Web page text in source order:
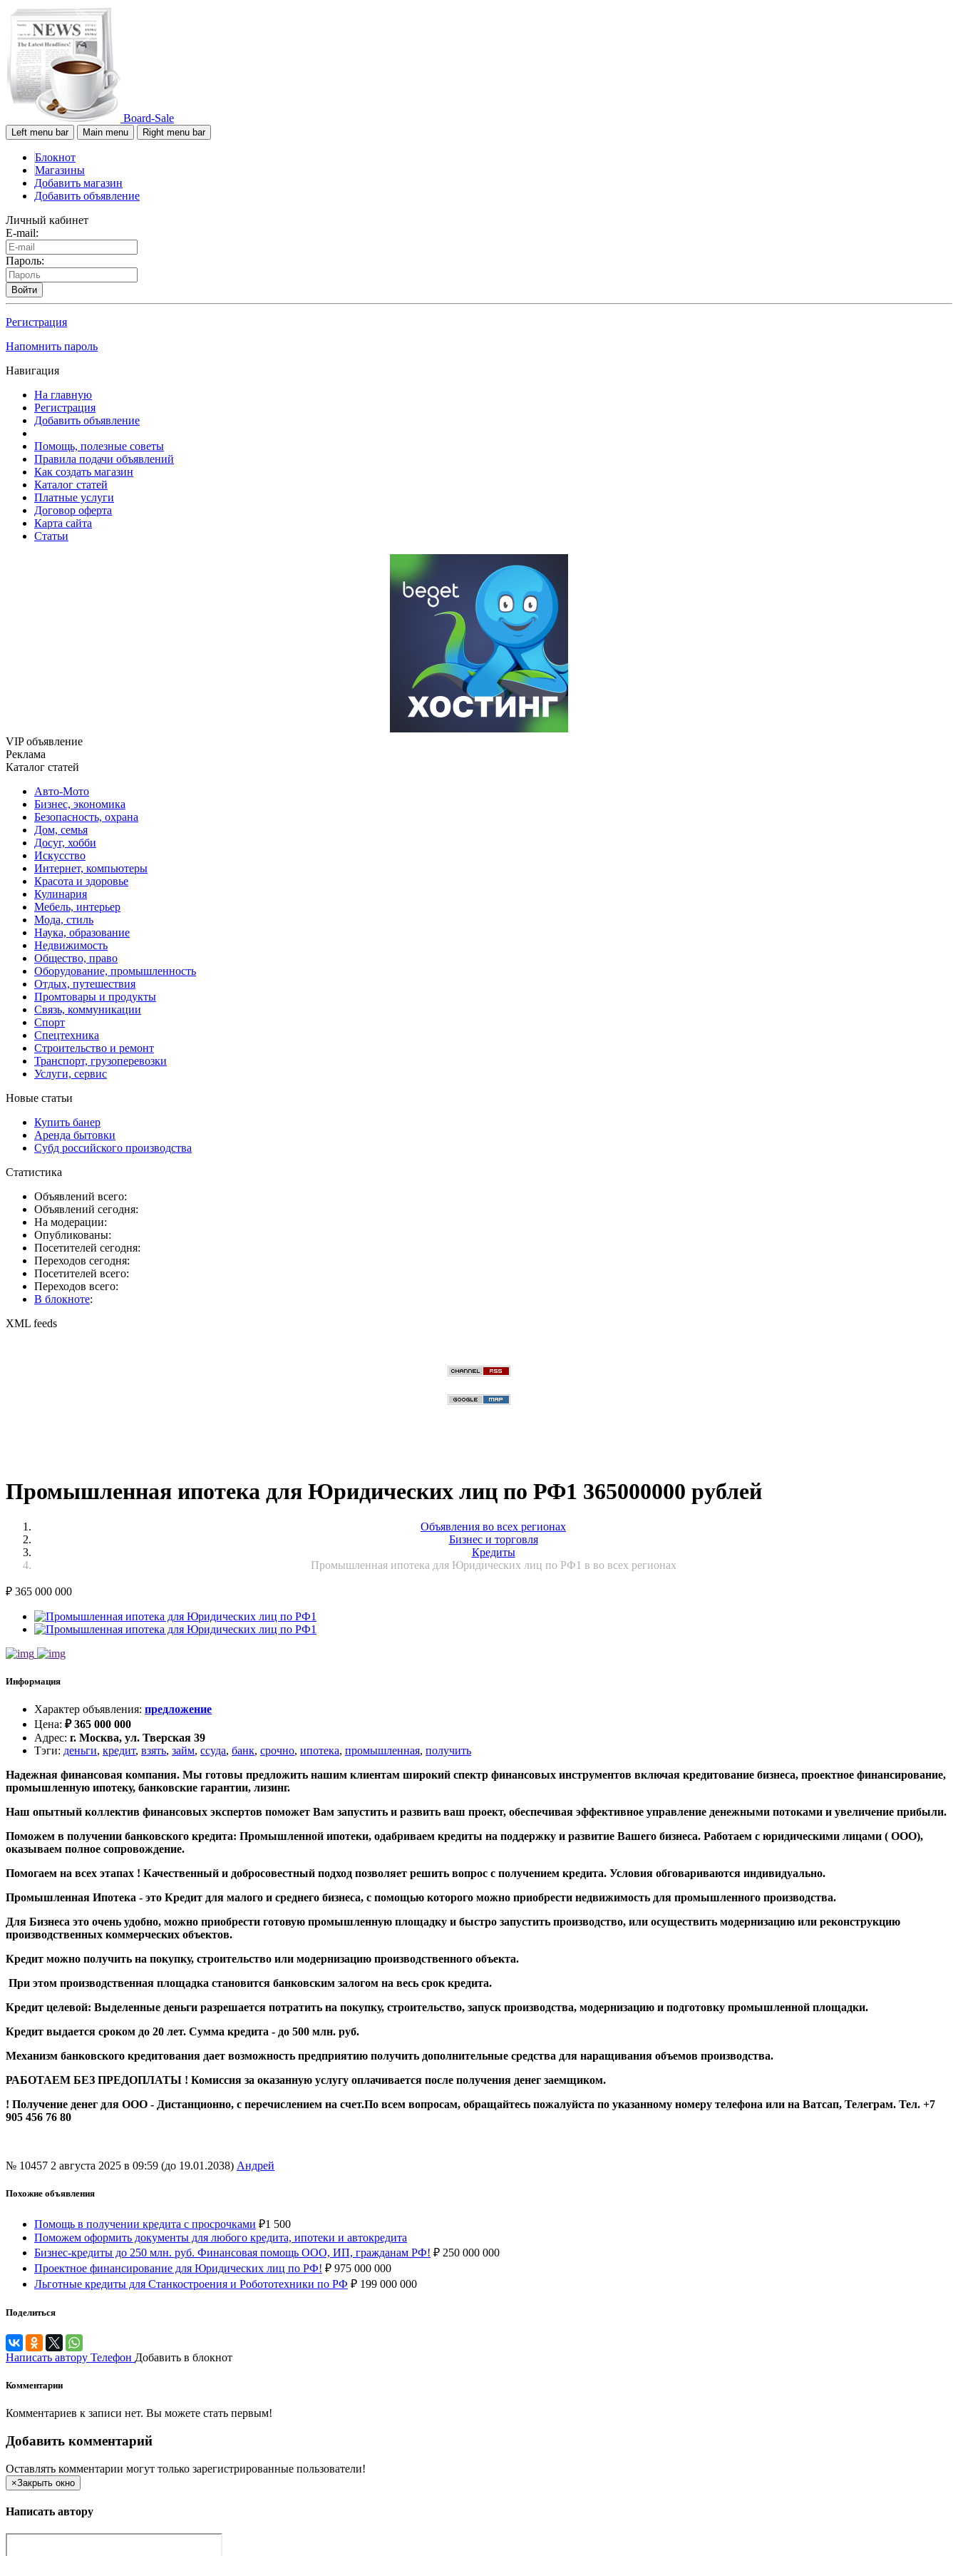
Board-Sale
Left menu bar Main menu Right menu bar
Блокнот
Магазины
Добавить магазин
Добавить объявление
Личный кабинет
E-mail:
Пароль:
Войти
Регистрация
Напомнить пароль
Навигация
На главную
Регистрация
Добавить объявление
Помощь, полезные советы
Правила подачи объявлений
Как создать магазин
Каталог статей
Платные услуги
Договор оферта
Карта сайта
Статьи
VIP объявление
Реклама
Каталог статей
Авто-Мото
Бизнес, экономика
Безопасность, охрана
Дом, семья
Досуг, хобби
Искусство
Интернет, компьютеры
Красота и здоровье
Кулинария
Мебель, интерьер
Мода, стиль
Наука, образование
Недвижимость
Общество, право
Оборудование, промышленность
Отдых, путешествия
Промтовары и продукты
Связь, коммуникации
Спорт
Спецтехника
Строительство и ремонт
Транспорт, грузоперевозки
Услуги, сервис
Новые статьи
Купить банер
Аренда бытовки
Субд российского производства
Статистика
Объявлений всего:
Объявлений сегодня:
На модерации:
Опубликованы:
Посетителей сегодня:
Переходов сегодня:
Посетителей всего:
Переходов всего:
В блокноте:
XML feeds
Промышленная ипотека для Юридических лиц по РФ1 365000000 рублей
Объявления во всех регионах
Бизнес и торговля
Кредиты
Промышленная ипотека для Юридических лиц по РФ1 в во всех регионах
₽ 365 000 000
Информация
Характер объявления: предложение
Цена: ₽365 000 000
Адрес: г. Москва, ул. Тверская 39
Тэги: деньги, кредит, взять, займ, ссуда, банк, срочно, ипотека, промышленная, получить
Надежная финансовая компания. Мы готовы предложить нашим клиентам широкий спектр финансовых инструментов включая кредитование бизнеса, проектное финансирование,
промышленную ипотеку, банковские гарантии, лизинг.
Наш опытный коллектив финансовых экспертов поможет Вам запустить и развить ваш проект, обеспечивая эффективное управление денежными потоками и увеличение прибыли.
Поможем в получении банковского кредита: Промышленной ипотеки, одабриваем кредиты на поддержку и развитие Вашего бизнеса⁣. Работаем с юридическими лицами ( ООО),
оказываем полное сопровождение.
Помогаем на всех этапах ! Качественный и добросовестный подход позволяет решить вопрос с получением кредита. Условия обговариваются индивидуально.
Промышленная Ипотека - это Кредит для малого и среднего бизнеса, с помощью которого можно приобрести недвижимость для промышленного производства.
Для Бизнеса это очень удобно, можно приобрести готовую промышленную площадку и быстро запустить производство, или осуществить модернизацию или реконструкцию
производственных коммерческих объектов.
Кредит можно получить на покупку, строительство или модернизацию производственного объекта.
При этом производственная площадка становится банковским залогом на весь срок кредита.
Кредит целевой: Выделенные деньги разрешается потратить на покупку, строительство, запуск производства, модернизацию и подготовку промышленной площадки.
Кредит выдается сроком до 20 лет. Сумма кредита - до 500 млн. руб.
Механизм банковского кредитования дает возможность предприятию получить дополнительные средства для наращивания объемов производства.
РАБОТАЕМ БЕЗ ПРЕДОПЛАТЫ ! Комиссия за оказанную услугу оплачивается после получения денег заемщиком.
! Получение денег для ООО - Дистанционно, с перечислением на счет.По всем вопросам, обращайтесь пожалуйста по указанному номеру телефона или на Ватсап, Телеграм. Тел. +7
905 456 76 80
№ 10457 2 августа 2025 в 09:59 (до 19.01.2038) Андрей
Похожие объявления
Помощь в получении кредита с просрочками ₽1 500
Поможем оформить документы для любого кредита, ипотеки и автокредита
Бизнес-кредиты до 250 млн. руб. Финансовая помощь ООО, ИП, гражданам РФ! ₽ 250 000 000
Проектное финансирование для Юридических лиц по РФ! ₽ 975 000 000
Льготные кредиты для Станкостроения и Робототехники по РФ ₽ 199 000 000
Поделиться
Написать автору Телефон Добавить в блокнот
Комментарии
Комментариев к записи нет. Вы можете стать первым!
Добавить комментарий
Оставлять комментарии могут только зарегистрированные пользователи!
×Закрыть окно
Написать автору